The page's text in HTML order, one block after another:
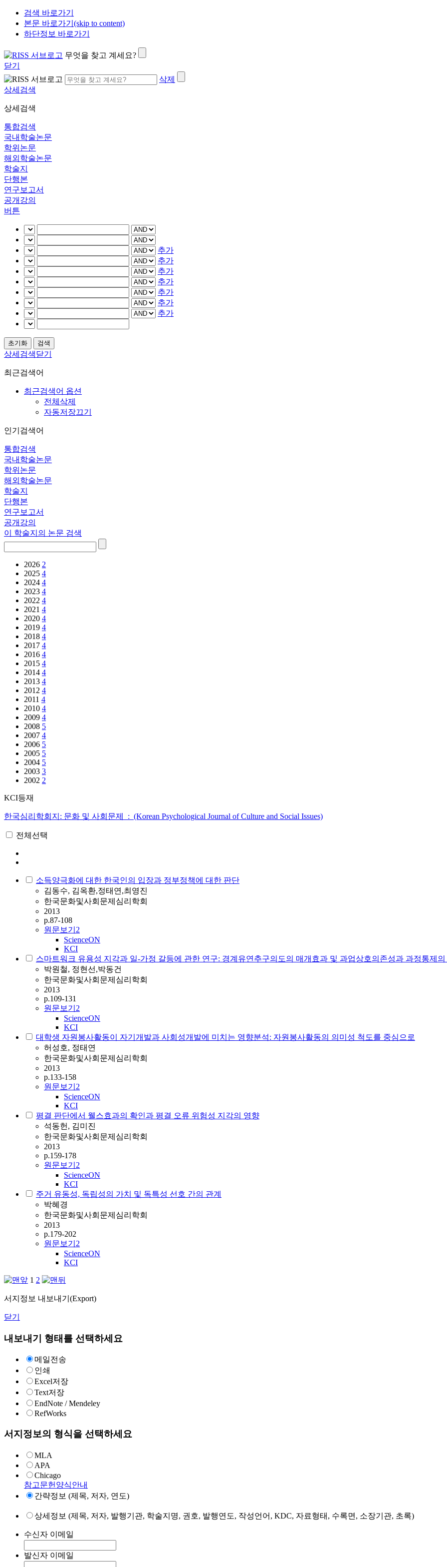
검색 바로가기
본문 바로가기(skip to content)
하단정보 바로가기
무엇을 찾고 계세요?
닫기
삭제
상세검색
상세검색
통합검색
국내학술논문
학위논문
해외학술논문
학술지
단행본
연구보고서
공개강의
버튼
추가
추가
추가
추가
추가
추가
추가
상세검색닫기
최근검색어
최근검색어 옵션
전체삭제
자동저장끄기
인기검색어
통합검색
국내학술논문
학위논문
해외학술논문
학술지
단행본
연구보고서
공개강의
이 학술지의 논문 검색
2026 2
2025 4
2024 4
2023 4
2022 4
2021 4
2020 4
2019 4
2018 4
2017 4
2016 4
2015 4
2014 4
2013 4
2012 4
2011 4
2010 4
2009 4
2008 5
2007 4
2006 5
2005 5
2004 5
2003 3
2002 2
KCI등재
한국심리학회지: 문화 및 사회문제 : (Korean Psychological Journal of Culture and Social Issues)
전체선택
소득양극화에 대한 한국인의 입장과 정부정책에 대한 판단
김동수, 김옥환,정태연,최영진
한국문화및사회문제심리학회
2013
p.87-108
원문보기 2
ScienceON
KCI
스마트워크 유용성 지각과 일-가정 갈등에 관한 연구: 경계유연추구의도의 매개효과 및 과업상호의존성과 과정통제
박원철, 정현선,박동건
한국문화및사회문제심리학회
2013
p.109-131
원문보기 2
ScienceON
KCI
대학생 자원봉사활동이 자기개발과 사회성개발에 미치는 영향분석: 자원봉사활동의 의미성 척도를 중심으로
허성호, 정태연
한국문화및사회문제심리학회
2013
p.133-158
원문보기 2
ScienceON
KCI
평결 판단에서 웰스효과의 확인과 평결 오류 위험성 지각의 영향
석동헌, 김미진
한국문화및사회문제심리학회
2013
p.159-178
원문보기 2
ScienceON
KCI
주거 유동성, 독립성의 가치 및 독특성 선호 간의 관계
박혜경
한국문화및사회문제심리학회
2013
p.179-202
원문보기 2
ScienceON
KCI
1 2
서지정보 내보내기(Export)
닫기
내보내기 형태를 선택하세요
메일전송
인쇄
Excel저장
Text저장
EndNote / Mendeley
RefWorks
서지정보의 형식을 선택하세요
MLA
APA
Chicago
참고문헌양식안내
간략정보 (제목, 저자, 연도)
상세정보 (제목, 저자, 발행기관, 학술지명, 권호, 발행연도, 작성언어, KDC, 자료형태, 수록면, 소장기관, 초록)
수신자 이메일
발신자 이메일